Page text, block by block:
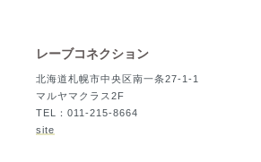
レーブコネクション
北海道札幌市中央区南一条27-1-1
マルヤマクラス2F
TEL：011-215-8664
site